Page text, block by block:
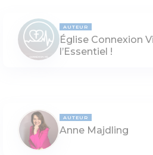
AUTEUR
Église Connexion
l’Essentiel !
AUTEUR
Anne Majdling